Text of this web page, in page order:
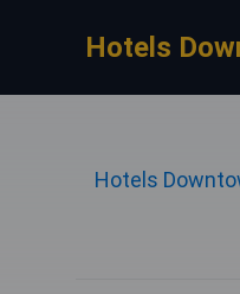
Hotels
Hotels